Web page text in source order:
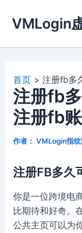
容
VMLogin
首页 注册fb多
注册fb
注册fb
作者： VMLogin指纹
注册FB多久
你是一位跨境电
比期待和好奇。
公共主页可以为